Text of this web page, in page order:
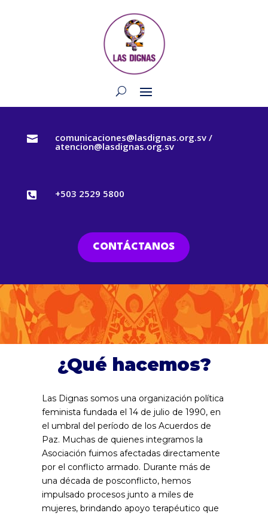
 comunicaciones@lasdignas.org.sv /
atencion@lasdignas.org.sv
 +503 2529 5800
CONTÁCTANOS
¿Qué hacemos?
Las Dignas somos una organización política
feminista fundada el 14 de julio de 1990, en
el umbral del período de los Acuerdos de
Paz. Muchas de quienes integramos la
Asociación fuimos afectadas directamente
por el conflicto armado. Durante más de
una década de posconflicto, hemos
impulsado procesos junto a miles de
mujeres, brindando apoyo terapéutico que